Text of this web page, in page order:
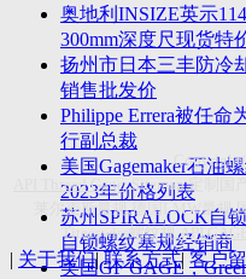
美国B2段差尺/间隙段
004/CFM-095代理商
2023年美国Universal
定制跳动量仪
波音一季度营收增近
付数量首超空客
奥地利INSIZE英示
300mm深度尺现货特
扬州市日本三丰防冷
销售批发价
Philippe Errera被任
行副总裁
美国Gagemaker石油
2023年价格列表
苏州SPIRALOCK自
自锁螺纹塞规经销商
美国GF GAGE，
API Thread Gage, Sitemap,定制国
莱尔麦斯量规,德国 LMW量规,
Titecswiss螺纹规 ,API GAGE
| 关于我们|联系方式| 客户